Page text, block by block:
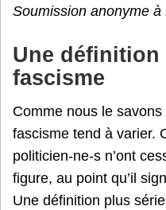
Soumission anonyme
Une
fascisme
Comme nous le
fascisme tend à varier.
politicien-ne-s n’ont
figure, au point qu’il
Une définition plus